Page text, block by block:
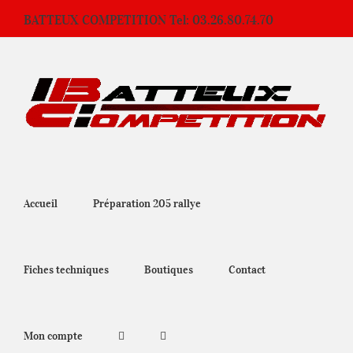
contenu
BATTEUX COMPETITION Tel: 03.26.80.74.70
Accueil Préparation 205 rallye
Fiches techniques Boutiques Contact
Mon compte